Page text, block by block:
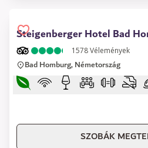
Steigenberger Hotel Bad
1578Vélemények
Bad Homburg, Németország
SZOBÁK